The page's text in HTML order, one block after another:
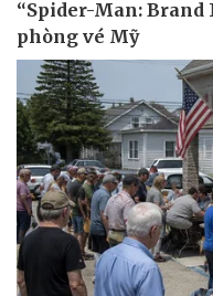
Doanh nghiệp